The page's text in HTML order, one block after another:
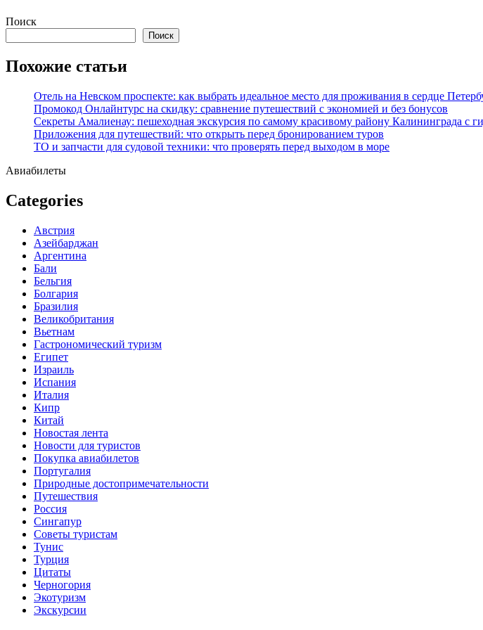
Перейти
содержимому
Поиск
Поиск
Похожие статьи
Отель на Невском проспекте: как выбрать идеальное место для проживания в сердце
Промокод Онлайнтурс на скидку: сравнение путешествий с экономией и без бонусов
Секреты Амалиенау: пешеходная экскурсия по самому красивому району Калининграда с
Приложения для путешествий: что открыть перед бронированием туров
ТО и запчасти для судовой техники: что проверять перед выходом в море
Авиабилеты
Categories
Австрия
Азейбарджан
Аргентина
Бали
Бельгия
Болгария
Бразилия
Великобритания
Вьетнам
Гастрономический туризм
Египет
Израиль
Испания
Италия
Кипр
Китай
Новостая лента
Новости для туристов
Покупка авиабилетов
Португалия
Природные достопримечательности
Путешествия
Россия
Сингапур
Советы туристам
Тунис
Турция
Цитаты
Черногория
Экотуризм
Экскурсии